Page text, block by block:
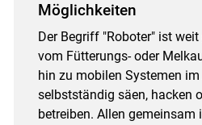
Möglichkeiten
Der Begriff "Roboter" ist
vom Fütterungs- oder
hin zu mobilen Systemen
selbstständig säen, hacken
betreiben. Allen gemeinsam